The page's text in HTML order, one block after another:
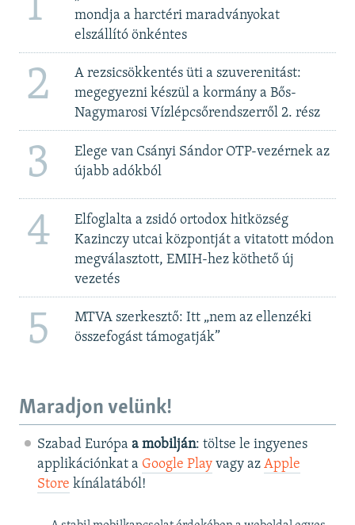
mondja a harctéri maradványokat
elszállító önkéntes
2
A rezsicsökkentés üti a szuverenitást:
megegyezni készül a kormány a Bős-
Nagymarosi Vízlépcsőrendszerről 2. rész
3
Elege van Csányi Sándor OTP-vezérnek az
újabb adókból
4
Elfoglalta a zsidó ortodox hitközség
Kazinczy utcai központját a vitatott módon
megválasztott, EMIH-hez köthető új
vezetés
5
MTVA szerkesztő: Itt „nem az ellenzéki
összefogást támogatják”
Maradjon velünk!
Szabad Európa a mobilján: töltse le ingyenes
applikációnkat a Google Playvagy az Apple
Store kínálatából!